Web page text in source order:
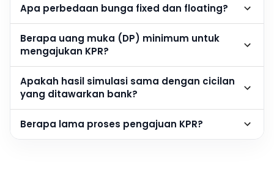
Apa perbedaan bunga fixed dan floating?
Berapa uang muka (DP) minimum untuk
mengajukan KPR?
Apakah hasil simulasi sama dengan cicilan
yang ditawarkan bank?
Berapa lama proses pengajuan KPR?